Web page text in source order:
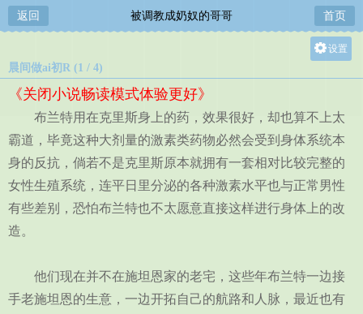
返回 被调教成奶奴的哥哥 首页
设置
中
小
晨间做ai初R (1 / 4)
《关闭小说畅读模式体验更好》
布兰特用在克里斯身上的药，效果很好，却也算不上太
霸道，毕竟这种大剂量的激素类药物必然会受到身体系统本
身的反抗，倘若不是克里斯原本就拥有一套相对比较完整的
女性生殖系统，连平日里分泌的各种激素水平也与正常男性
有些差别，恐怕布兰特也不太愿意直接这样进行身体上的改
造。
他们现在并不在施坦恩家的老宅，这些年布兰特一边接
手老施坦恩的生意，一边开拓自己的航路和人脉，最近也有